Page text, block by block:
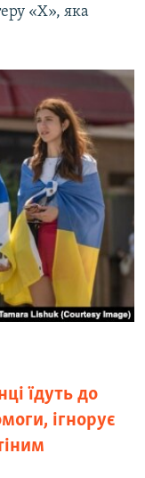
«Х», яка
їдуть до
ігнорує